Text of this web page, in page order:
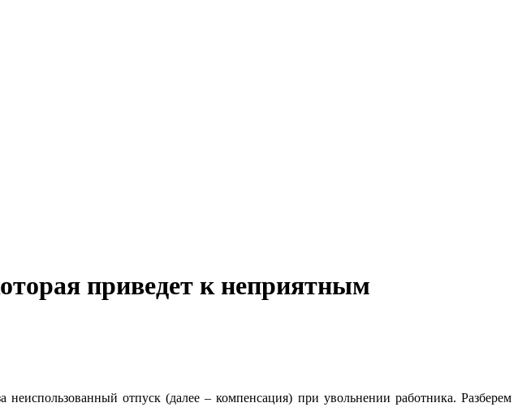
приведет к неприятным
неиспользованный отпуск (далее – компенсация) при увольнении работника. Разберем